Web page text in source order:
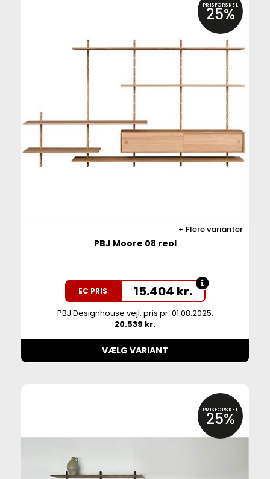
PRISFORSKEL
25%
Flere varianter
PBJ Moore 08 reol
EC PRIS 15.404 kr.
PBJ Designhouse vejl. pris pr. 01.08.2025:
20.539 kr.
VÆLG VARIANT
PRISFORSKEL
25%